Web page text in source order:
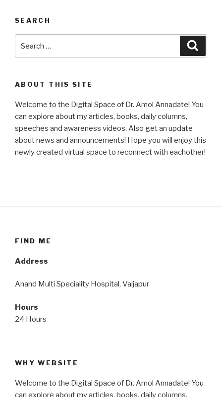
SEARCH
for:
ABOUT THIS SITE
Welcome to the Digital Space of Dr. Amol Annadate! You
can explore about my articles, books, daily columns,
speeches and awareness videos. Also get an update
about news and announcements! Hope you will enjoy this
newly created virtual space to reconnect with eachother!
FIND ME
Address
Anand Multi Speciality Hospital, Vaijapur
Hours
24 Hours
WHY WEBSITE
Welcome to the Digital Space of Dr. Amol Annadate! You
can explore about my articles, books, daily columns,